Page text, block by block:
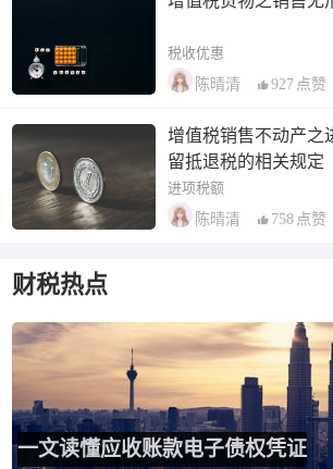
税收优惠
陈晴清
927 点赞
增值税销售不动产之
留抵退税的相关规定
进项税额
陈晴清
758 点赞
财税热点
一文读懂应收账款电子债权凭证